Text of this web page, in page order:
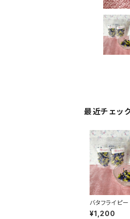
最近チェッ
バタフライピー
¥1,200